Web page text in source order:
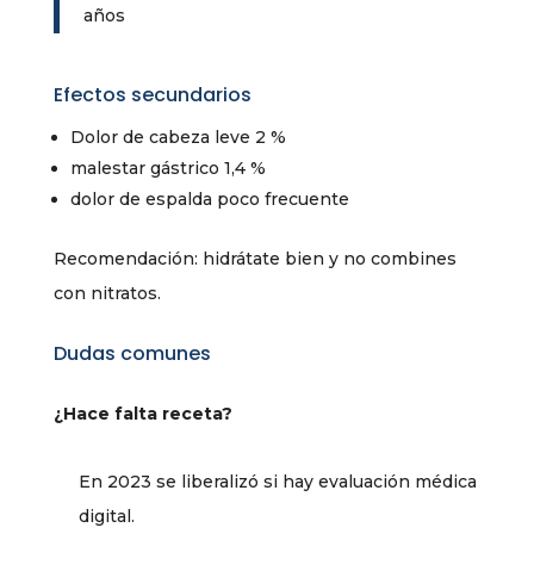
años
Efectos secundarios
Dolor de cabeza leve 2 %
malestar gástrico 1,4 %
dolor de espalda poco frecuente
Recomendación: hidrátate bien y no combines
con nitratos.
Dudas comunes
¿Hace falta receta?
En 2023 se liberalizó si hay evaluación médica
digital.